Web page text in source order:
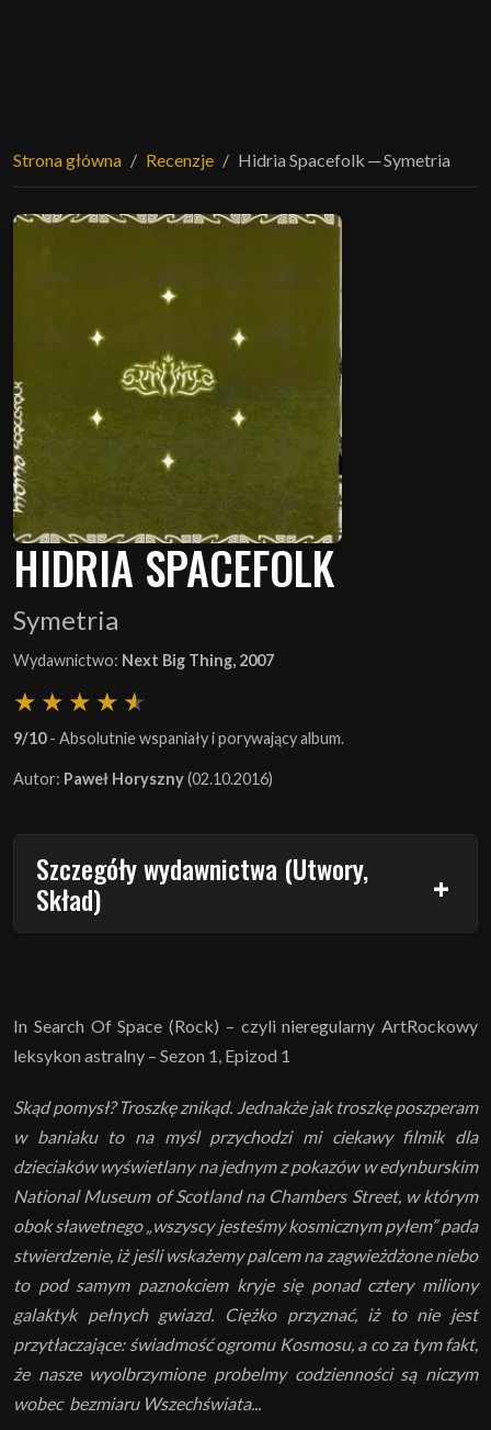
Strona główna Recenzje Hidria Spacefolk ─ Symetria
HIDRIA SPACEFOLK
Symetria
Wydawnictwo: Next Big Thing, 2007
9/10- Absolutnie wspaniały i porywający album.
Autor: Paweł Horyszny(02.10.2016)
Szczegóły wydawnictwa (Utwory,
Skład)
In Search Of Space (Rock) – czyli nieregularny ArtRockowy
leksykon astralny – Sezon 1, Epizod 1
Skąd pomysł? Troszkę znikąd. Jednakże jak troszkę poszperam
w baniaku to na myśl przychodzi mi ciekawy filmik dla
dzieciaków wyświetlany na jednym z pokazów w edynburskim
National Museum of Scotland na Chambers Street, w którym
obok sławetnego „wszyscy jesteśmy kosmicznym pyłem” pada
stwierdzenie, iż jeśli wskażemy palcem na zagwieżdżone niebo
to pod samym paznokciem kryje się ponad cztery miliony
galaktyk pełnych gwiazd. Ciężko przyznać, iż to nie jest
przytłaczające: świadmość ogromu Kosmosu, a co za tym fakt,
że nasze wyolbrzymione probelmy codzienności są niczym
wobec bezmiaru Wszechświata...